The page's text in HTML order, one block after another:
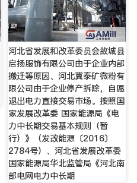
河北省发展和改革委员会故城县
启扬服饰有限公司由于企业内部
搬迁等原因、河北冀泰矿微粉有
限公司由于企业停产拆除，自愿
退出电力直接交易市场。按照国
家发展改革委 国家能源局《电
力中长期交易基本规则（暂
行）》（发改能源〔2016〕
2784号）、河北省发展改革委
国家能源局华北监管局《河北南
部电网电力中长期